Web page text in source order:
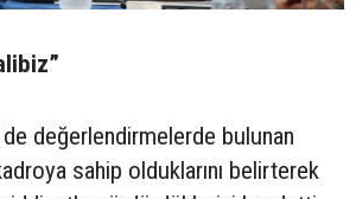
değerlendirmelerde bulunan
sahip olduklarını belirterek